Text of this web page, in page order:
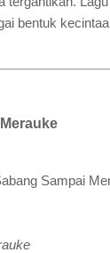
bentuk
Sampai